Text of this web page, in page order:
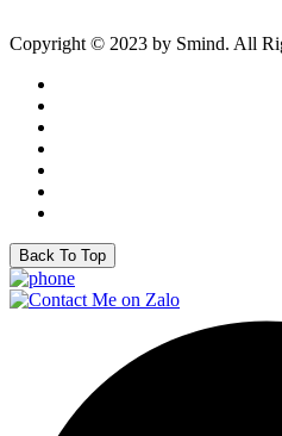
Copyright © 2023 by Smind. All
Back To Top